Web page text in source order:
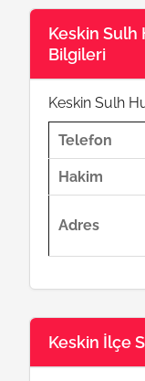
Keskin
Bilgileri
Keskin Sulh
Telefon
Hakim
Adres
Keskin İlçe